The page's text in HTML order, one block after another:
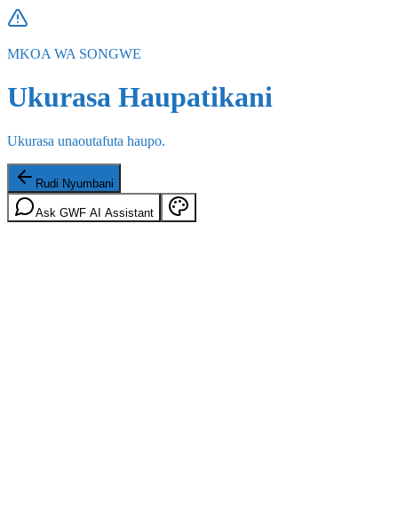
MKOA WA SONGWE
Ukurasa Haupatikani
Ukurasa unaoutafuta haupo.
Rudi Nyumbani
Ask GWF AI Assistant